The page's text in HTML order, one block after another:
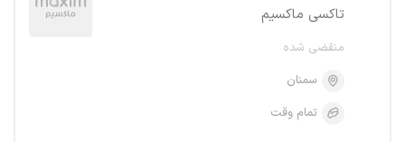
تاکسی ماکسیم
منقضی شده
سمنان
تمام وقت